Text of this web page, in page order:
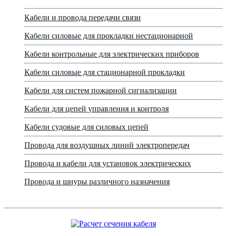
Кабели и провода передачи связи
Кабели силовые для прокладки нестационарной
Кабели контрольные для электрических приборов
Кабели силовые для стационарной прокладки
Кабели для систем пожарной сигнализации
Кабели для цепей управления и контроля
Кабели судовые для силовых цепей
Провода для воздушных линий электропередач
Провода и кабели для установок электрических
Провода и шнуры различного назначения